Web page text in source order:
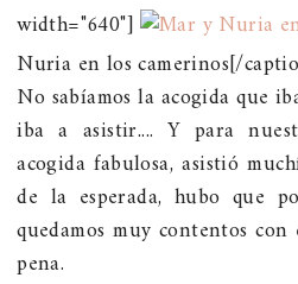
width="640"]
Nuria en los camerinos[/
No sabíamos la acogida que
iba a asistir.... Y para
acogida fabulosa, asistió
de la esperada, hubo que
quedamos muy contentos
pena.